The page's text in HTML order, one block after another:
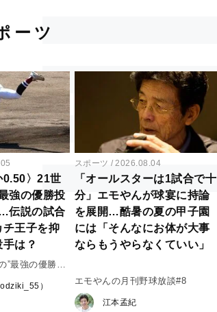
ーツ
0.50〉21世
強の優勝投
伝説の試合
チ王子を抑
は？
”最強の優勝投
）
スポーツ 2026.08.04
「オールスターは1試合で十
分」エモやんが球宴に持論
を展開…酷暑の夏の甲子園
には「そんなにお体が大事
ならもうやらなくていい」
エモやんの月刊野球放談#8
江本孟紀